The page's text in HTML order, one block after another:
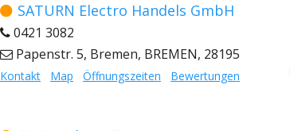
SATURN Electro Handels GmbH
0421 3082
Papenstr. 5, Bremen, BREMEN, 28195
Kontakt Map Öffnungszeiten Bewertungen